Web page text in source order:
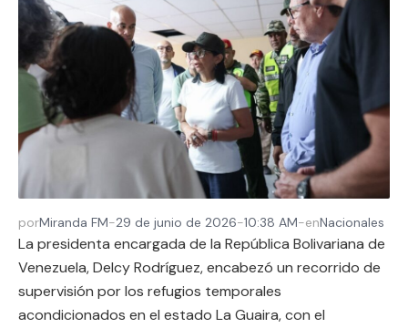
porMiranda FM-29 de junio de 2026-10:38 AM-enNacionales
La presidenta encargada de la República Bolivariana de
Venezuela, Delcy Rodríguez, encabezó un recorrido de
supervisión por los refugios temporales
acondicionados en el estado La Guaira, con el